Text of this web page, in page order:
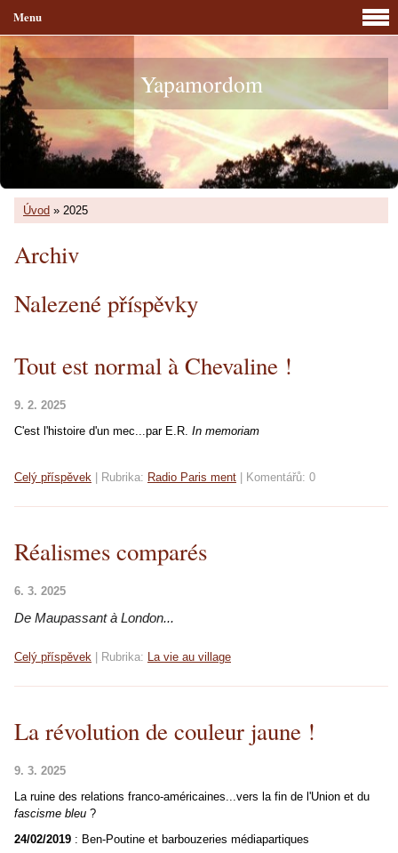
Yapamordom
Úvod » 2025
Archiv
Nalezené příspěvky
Tout est normal à Chevaline !
9. 2. 2025
C'est l'histoire d'un mec...par E.R. In memoriam
Celý příspěvek Rubrika: Radio Paris ment Komentářů: 0
Réalismes comparés
6. 3. 2025
De Maupassant à London...
Celý příspěvek Rubrika: La vie au village
La révolution de couleur jaune !
9. 3. 2025
La ruine des relations franco-américaines...vers la fin de l'Union et du
fascisme bleu ?
24/02/2019 : Ben-Poutine et barbouzeries médiapartiques
Menu